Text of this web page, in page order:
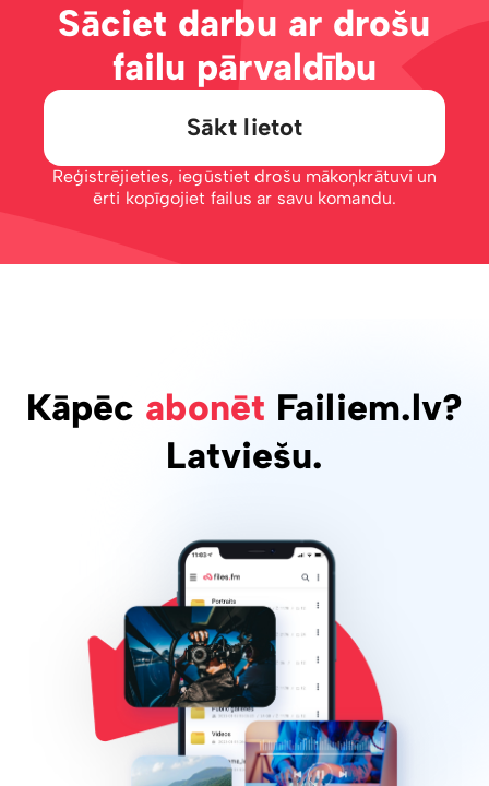
Sāciet darbu ar drošu
failu pārvaldību
Sākt lietot
Reģistrējieties, iegūstiet drošu mākoņkrātuvi un
ērti kopīgojiet failus ar savu komandu.
Kāpēc abonēt Failiem.lv?
Latviešu.